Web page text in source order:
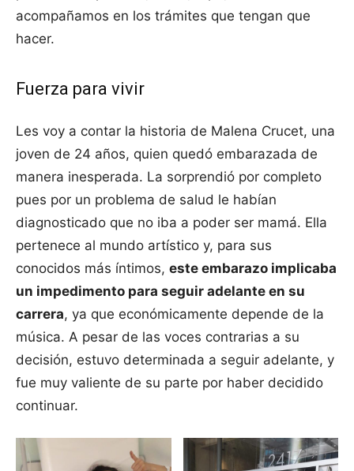
acompañamos en los trámites que tengan que
hacer.
Fuerza para vivir
Les voy a contar la historia de Malena Crucet, una
joven de 24 años, quien quedó embarazada de
manera inesperada. La sorprendió por completo
pues por un problema de salud le habían
diagnosticado que no iba a poder ser mamá. Ella
pertenece al mundo artístico y, para sus
conocidos más íntimos, este embarazo implicaba
un impedimento para seguir adelante en su
carrera, ya que económicamente depende de la
música. A pesar de las voces contrarias a su
decisión, estuvo determinada a seguir adelante, y
fue muy valiente de su parte por haber decidido
continuar.